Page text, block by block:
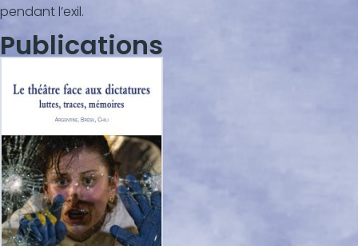
pendant l’exil.
Publications